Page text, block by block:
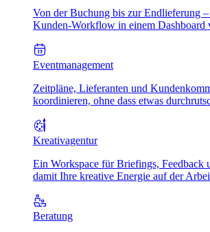
Von der Buchung bis zur Endlieferung –
Kunden-Workflow in einem Dashboard
Eventmanagement
Zeitpläne, Lieferanten und
koordinieren, ohne dass etwas
Kreativagentur
Ein Workspace für Briefings, Feedback
damit Ihre kreative Energie auf der
Beratung